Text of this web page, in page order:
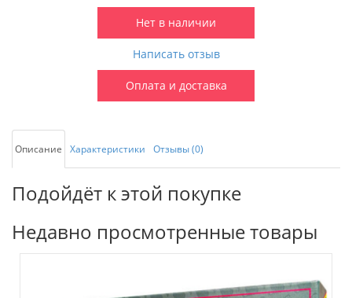
Нет в наличии
Написать отзыв
Оплата и доставка
Описание Характеристики Отзывы (0)
Подойдёт к этой покупке
Недавно просмотренные товары